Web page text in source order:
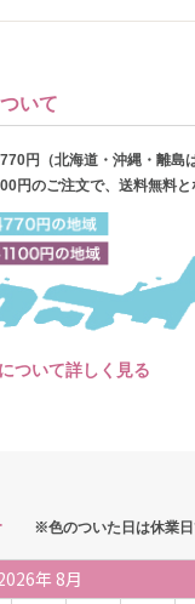
いて
円（北海道・沖縄・離島
円のご注文で、送料無料と
ついて詳しく見る
※色のついた日は休業日
年 8月